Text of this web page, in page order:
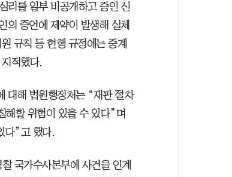
리를 일부 비공개하고 증인 신
의 증언에 제약이 발생해 실체
규칙 등 현행 규정에는 중계
적했다.
대해 법원행정처는 “재판 절차
해할 위험이 있을 수 있다”며
다”고 했다.
국가수사본부에 사건을 인계